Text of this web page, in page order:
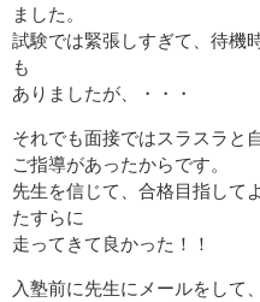
ました。
試験では緊張しすぎて、待機
も
ありましたが、・・・
それでも面接ではスラスラと
ご指導があったからです。
先生を信じて、合格目指して
たすらに
走ってきて良かった！！
入塾前に先生にメールをして